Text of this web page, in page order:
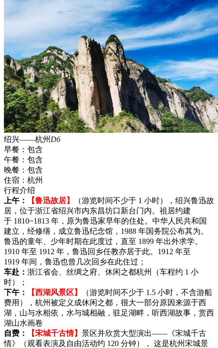
绍兴——杭州 D6
早餐： 包含
午餐： 包含
晚餐： 包含
住宿： 杭州
行程介绍
上午：
【鲁迅故居】
（游览时间不少于 1 小时），绍兴鲁迅故
居，位于浙江省绍兴市内东昌坊口新台门内。祖居约建
于 1810~1813 年，原为鲁迅家早年的住处。中华人民共和国
建立，经修缮，成立鲁迅纪念馆，1988 年国务院公布其为。
鲁迅的童年、少年时期在此度过，直至 1899 年出外求学。
1910 年至 1912 年，鲁迅回乡任教亦居于此。1912 年至
1919 年间，鲁迅也曾几次回乡在此住过；
车赴： 浙江省会、丝绸之府、休闲之都杭州（车程约 1 小
时）；
下午：
【西湖风景区】
（游览时间不少于 1.5 小时，不含游船
费用），杭州被定义成休闲之都，很大一部分原因来源于西
湖，山与水相依，水与城相融，驻足湖畔，听西湖故事，赏西
湖山水画卷
自费：
【宋城千古情】 景区并欣赏大型演出——《宋城千古
情》（观看表演及自由活动约 120 分钟）， 这是杭州宋城景